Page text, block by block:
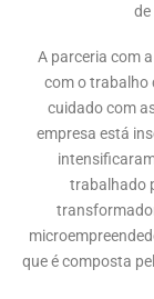
A parceria com
com o trabalho
cuidado com
empresa está
trabalhado
que é composta